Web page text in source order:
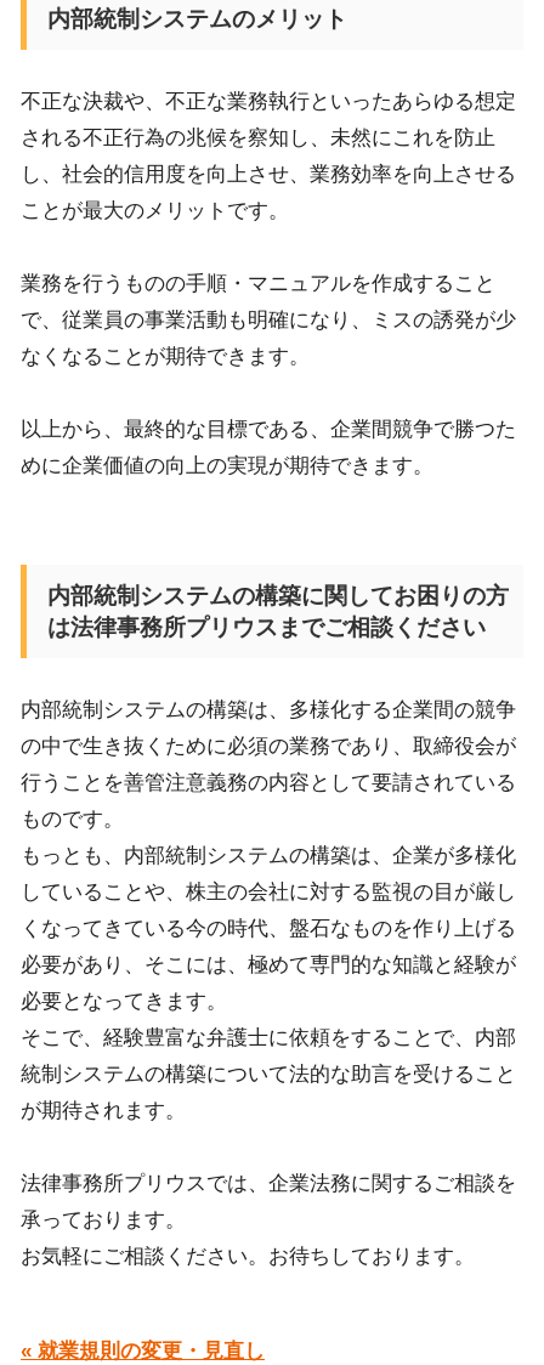
内部統制システムのメリット
不正な決裁や、不正な業務執行といったあらゆる想定
される不正行為の兆候を察知し、未然にこれを防止
し、社会的信用度を向上させ、業務効率を向上させる
ことが最大のメリットです。
業務を行うものの手順・マニュアルを作成すること
で、従業員の事業活動も明確になり、ミスの誘発が少
なくなることが期待できます。
以上から、最終的な目標である、企業間競争で勝つた
めに企業価値の向上の実現が期待できます。
内部統制システムの構築に関してお困りの方
は法律事務所プリウスまでご相談ください
内部統制システムの構築は、多様化する企業間の競争
の中で生き抜くために必須の業務であり、取締役会が
行うことを善管注意義務の内容として要請されている
ものです。
もっとも、内部統制システムの構築は、企業が多様化
していることや、株主の会社に対する監視の目が厳し
くなってきている今の時代、盤石なものを作り上げる
必要があり、そこには、極めて専門的な知識と経験が
必要となってきます。
そこで、経験豊富な弁護士に依頼をすることで、内部
統制システムの構築について法的な助言を受けること
が期待されます。
法律事務所プリウスでは、企業法務に関するご相談を
承っております。
お気軽にご相談ください。お待ちしております。
« 就業規則の変更・見直し